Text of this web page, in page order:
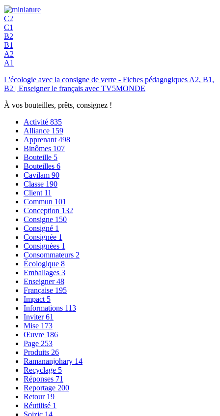
C2
C1
B2
B1
A2
A1
L'écologie avec la consigne de verre - Fiches pédagogiques A2, B1,
B2 | Enseigner le français avec TV5MONDE
À vos bouteilles, prêts, consignez !
Activité 835
Alliance 159
Apprenant 498
Binômes 107
Bouteille 5
Bouteilles 6
Cavilam 90
Classe 190
Client 11
Commun 101
Conception 132
Consigne 150
Consigné 1
Consignée 1
Consignées 1
Consommateurs 2
Écologique 8
Emballages 3
Enseigner48
Française 195
Impact 5
Informations 113
Inviter61
Mise 173
Œuvre 186
Page 253
Produits 26
Ramananjohary 14
Recyclage 5
Réponses 71
Reportage 200
Retour 19
Réutilisé 1
Soizic 14